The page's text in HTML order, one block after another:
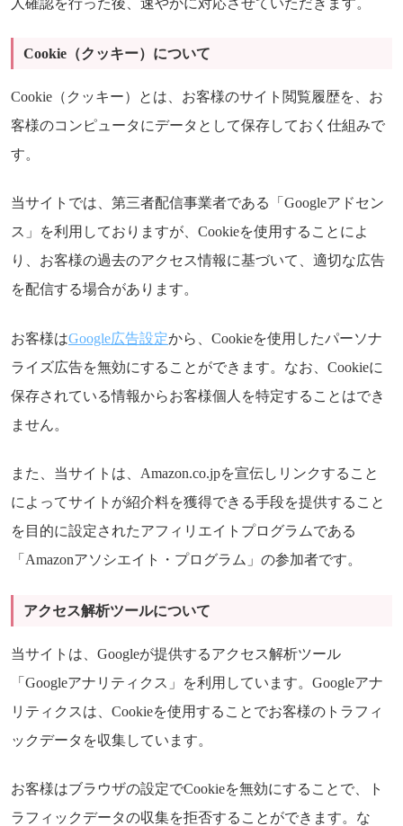
Cookie（クッキー）について
Cookie（クッキー）とは、お客様のサイト閲覧履歴を、お
客様のコンピュータにデータとして保存しておく仕組みで
す。
当サイトでは、第三者配信事業者である「Googleアドセン
ス」を利用しておりますが、Cookieを使用することによ
り、お客様の過去のアクセス情報に基づいて、適切な広告
を配信する場合があります。
お客様はGoogle広告設定から、Cookieを使用したパーソナ
ライズ広告を無効にすることができます。なお、Cookieに
保存されている情報からお客様個人を特定することはでき
ません。
また、当サイトは、Amazon.co.jpを宣伝しリンクすること
によってサイトが紹介料を獲得できる手段を提供すること
を目的に設定されたアフィリエイトプログラムである
「Amazonアソシエイト・プログラム」の参加者です。
アクセス解析ツールについて
当サイトは、Googleが提供するアクセス解析ツール
「Googleアナリティクス」を利用しています。Googleアナ
リティクスは、Cookieを使用することでお客様のトラフィ
ックデータを収集しています。
お客様はブラウザの設定でCookieを無効にすることで、ト
ラフィックデータの収集を拒否することができます。な